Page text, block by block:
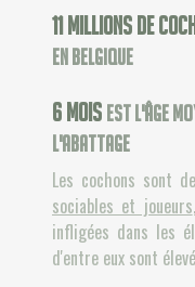
11millions de
en Belgique
6 mois est l'âge
l'abattage
Les cochons sont
sociables et joueurs
infligées dans les
d'entre eux sont